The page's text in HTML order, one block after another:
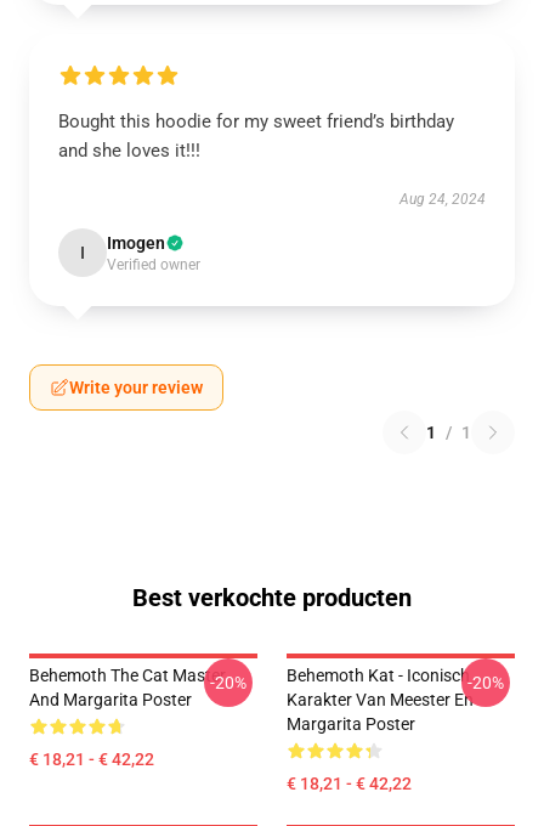
Bought this hoodie for my sweet friend’s birthday
and she loves it!!!
Aug 24, 2024
I Imogen
Verified owner
Write your review
1 / 1
Best verkochte producten
Behemoth The Cat Master
And Margarita Poster
€ 18,21 - € 42,22
-20%
Behemoth Kat - Iconisch
Karakter Van Meester En
Margarita Poster
€ 18,21 - € 42,22
-20%